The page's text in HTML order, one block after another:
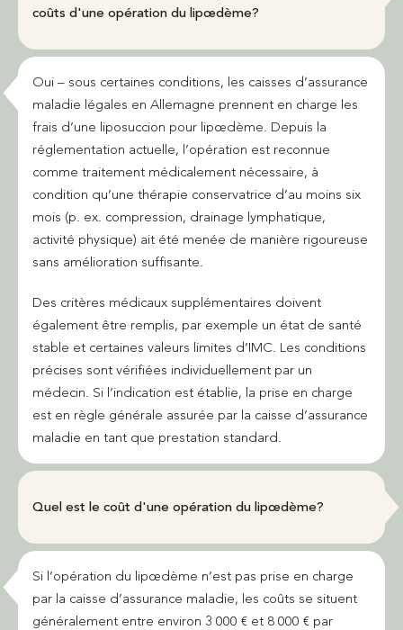
coûts d'une opération du lipœdème?
Oui – sous certaines conditions, les caisses d’assurance
maladie légales en Allemagne prennent en charge les
frais d’une liposuccion pour lipœdème. Depuis la
réglementation actuelle, l’opération est reconnue
comme traitement médicalement nécessaire, à
condition qu’une thérapie conservatrice d’au moins six
mois (p. ex. compression, drainage lymphatique,
activité physique) ait été menée de manière rigoureuse
sans amélioration suffisante.
Des critères médicaux supplémentaires doivent
également être remplis, par exemple un état de santé
stable et certaines valeurs limites d’IMC. Les conditions
précises sont vérifiées individuellement par un
médecin. Si l’indication est établie, la prise en charge
est en règle générale assurée par la caisse d’assurance
maladie en tant que prestation standard.
Quel est le coût d'une opération du lipœdème?
Si l’opération du lipœdème n’est pas prise en charge
par la caisse d’assurance maladie, les coûts se situent
généralement entre environ 3 000 € et 8 000 € par